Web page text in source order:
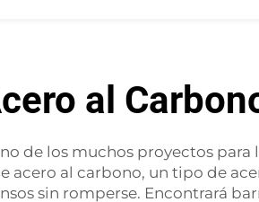
al
de los muchos proyectos para
acero al carbono, un tipo de
sin romperse. Encontrará